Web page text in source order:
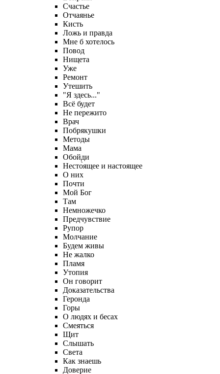
Счастье
Отчаянье
Кисть
Ложь и правда
Мне б хотелось
Повод
Нищета
Уже
Ремонт
Утешить
"Я здесь..."
Всё будет
Не пережито
Врач
Побрякушки
Методы
Мама
Обойди
Несто̀ящее и настоящее
О них
Почти
Мой Бог
Там
Немножечко
Предчувствие
Рупор
Молчание
Будем живы
Не жалко
Пламя
Утопия
Он говорит
Доказательства
Геронда
Горы
О людях и бесах
Смеяться
Щит
Слышать
Света
Как знаешь
Доверие